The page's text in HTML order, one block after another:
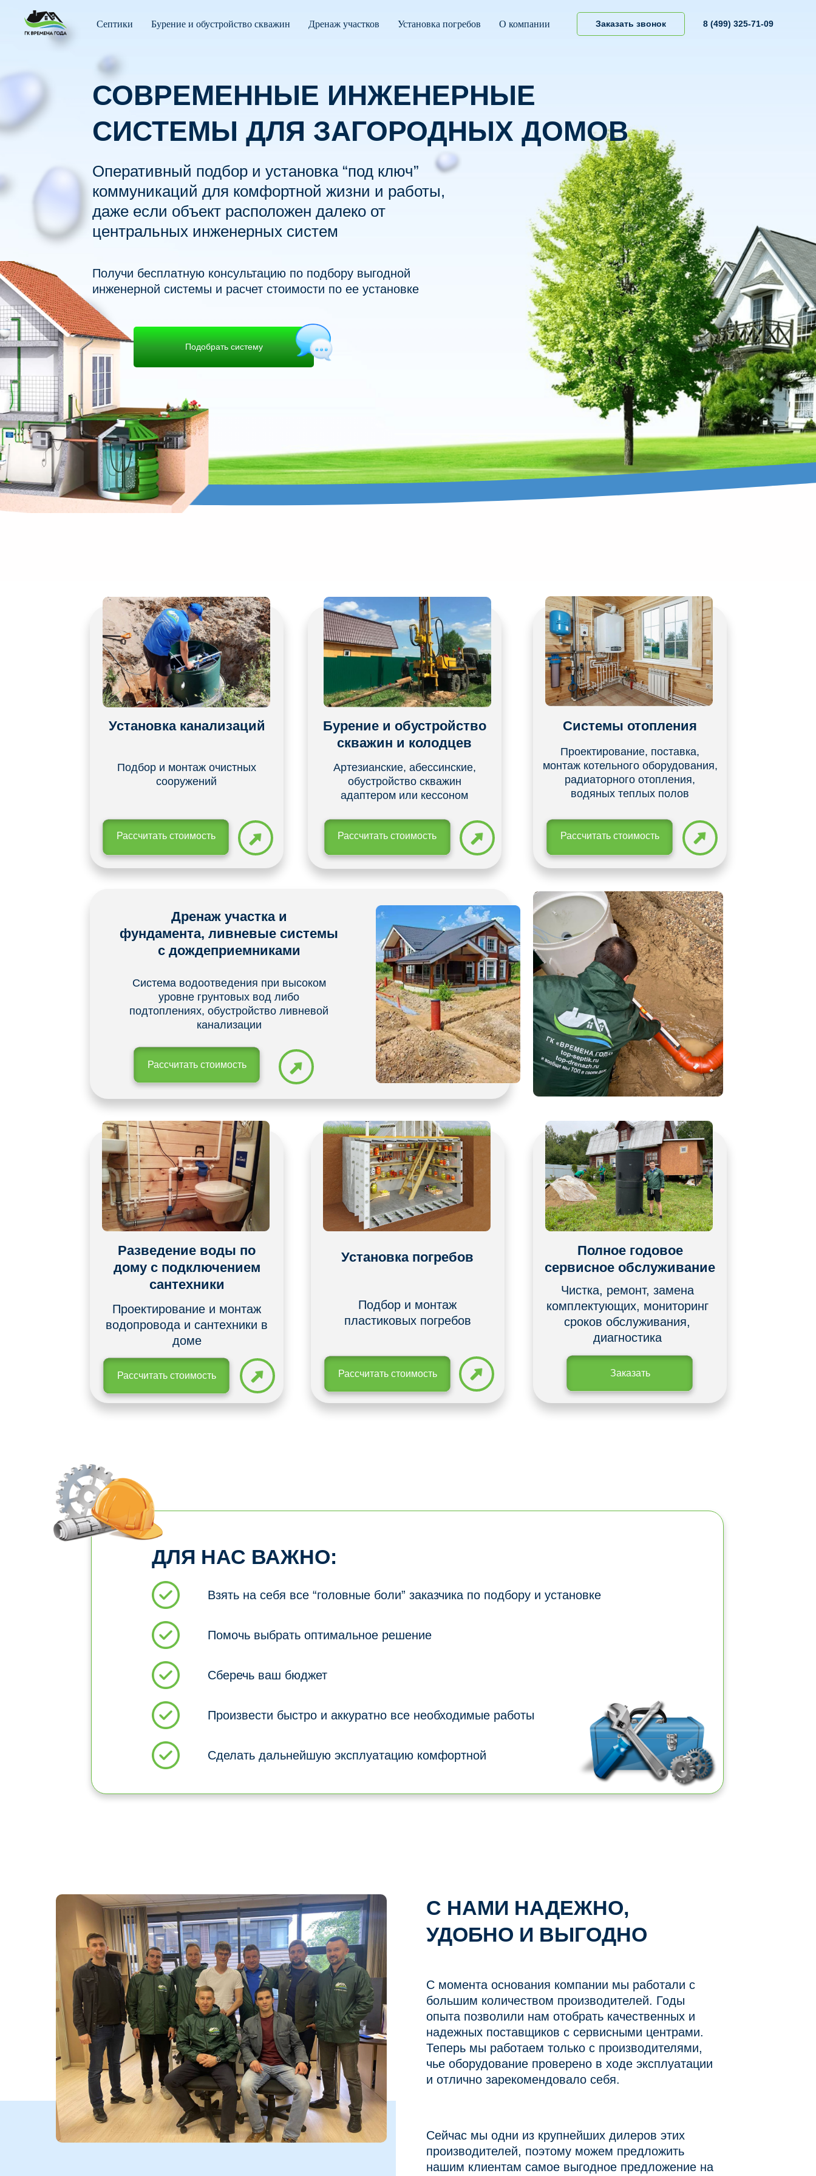
Септики Бурение и обустройство скважин Дренаж участков Установка погребов О компании Заказать звонок 8 (499) 325-71-09
Подобрать систему
Оперативный подбор и установка “под ключ”
коммуникаций для комфортной жизни и работы,
даже если объект расположен далеко от
центральных инженерных систем
Получи бесплатную консультацию по подбору выгодной
инженерной системы и расчет стоимости по ее установке
СОВРЕМЕННЫЕ ИНЖЕНЕРНЫЕ
СИСТЕМЫ ДЛЯ ЗАГОРОДНЫХ ДОМОВ
Установка канализаций
Подбор и монтаж очистных
сооружений
Рассчитать стоимость
Бурение и обустройство
скважин и колодцев
Артезианские, абессинские,
обустройство скважин
адаптером или кессоном
Системы отопления
Проектирование, поставка,
монтаж котельного оборудования,
радиаторного отопления,
водяных теплых полов
Рассчитать стоимость
Разведение воды по
дому с подключением
сантехники
Проектирование и монтаж
водопровода и сантехники в
доме
Рассчитать стоимость
Установка погребов
Подбор и монтаж
пластиковых погребов
Рассчитать стоимость
Полное годовое
сервисное обслуживание
Чистка, ремонт, замена
комплектующих, мониторинг
сроков обслуживания,
диагностика
Заказать
Дренаж участка и
фундамента, ливневые системы
с дождеприемниками
Система водоотведения при высоком
уровне грунтовых вод либо
подтоплениях, обустройство ливневой
канализации
Рассчитать стоимость
Рассчитать стоимость
ДЛЯ НАС ВАЖНО:
Взять на себя все “головные боли” заказчика по подбору и установке
Помочь выбрать оптимальное решение
Сберечь ваш бюджет
Произвести быстро и аккуратно все необходимые работы
Сделать дальнейшую эксплуатацию комфортной
С НАМИ НАДЕЖНО,
УДОБНО И ВЫГОДНО
С момента основания компании мы работали с
большим количеством производителей. Годы
опыта позволили нам отобрать качественных и
надежных поставщиков с сервисными центрами.
Теперь мы работаем только с производителями,
чье оборудование проверено в ходе эксплуатации
и отлично зарекомендовало себя.
Сейчас мы одни из крупнейших дилеров этих
производителей, поэтому можем предложить
нашим клиентам самое выгодное предложение на